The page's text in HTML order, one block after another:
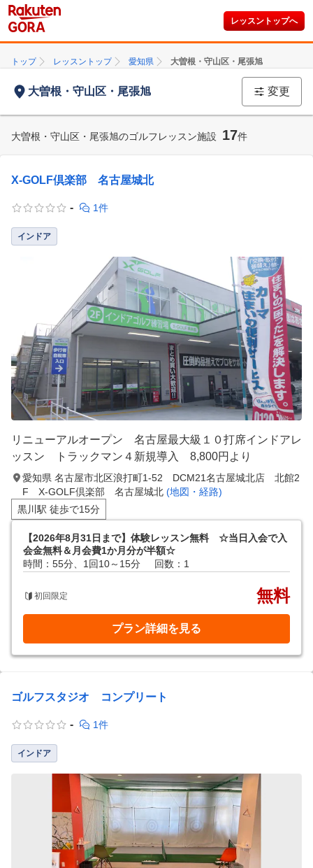
レッスントップへ
トップ レッスントップ 愛知県 大曽根・守山区・尾張旭
大曽根・守山区・尾張旭 変更
大曽根・守山区・尾張旭のゴルフレッスン施設 17件
X-GOLF倶楽部 名古屋城北
- 1件
インドア
リニューアルオープン 名古屋最大級１０打席インドアレ
ッスン トラックマン４新規導入 8,800円より
愛知県 名古屋市北区浪打町1-52 DCM21名古屋城北店 北館2
F X-GOLF倶楽部 名古屋城北 (地図・経路)
黒川駅 徒歩で15分
【2026年8月31日まで】体験レッスン無料 ☆当日入会で入
会金無料＆月会費1か月分が半額☆
時間：55分、1回10～15分
回数：1
初回限定 無料
プラン詳細を見る
ゴルフスタジオ コンプリート
- 1件
インドア